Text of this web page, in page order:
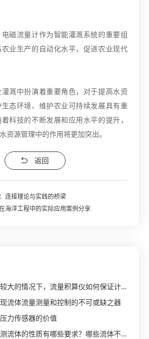
磁流量计作为智能灌溉系统的重要组
业生产的自动化水平，促进农业现代
溉中扮演着重要角色，对于提高水资
态环境、维护农业可持续发展具有重
科技的不断发展和应用水平的提升，
资源管理中的作用将更加突出。
返回
连接理论与实践的桥梁
海洋工程中的实际应用案例分享
况下，流量积算仪如何保证计量稳定性和准确性？
流体流量测量和控制的不可或缺之器
力传感器的价值
性质有哪些要求？哪些流体不适合用涡轮流量计测量？